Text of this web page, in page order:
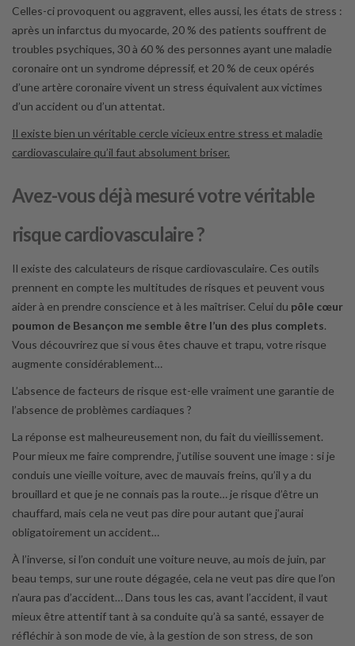
Celles-ci provoquent ou aggravent, elles aussi, les états de stress :
après un infarctus du myocarde, 20 % des patients souffrent de
troubles psychiques, 30 à 60 % des personnes ayant une maladie
coronaire ont un syndrome dépressif, et 20 % de ceux opérés
d’une artère coronaire vivent un stress équivalent aux victimes
d’un accident ou d’un attentat.
Il existe bien un véritable cercle vicieux entre stress et maladie
cardiovasculaire qu’il faut absolument briser.
Avez-vous déjà mesuré votre véritable
risque cardiovasculaire ?
Il existe des calculateurs de risque cardiovasculaire. Ces outils
prennent en compte les multitudes de risques et peuvent vous
aider à en prendre conscience et à les maîtriser. Celui du pôle cœur
poumon de Besançon me semble être l’un des plus complets.
Vous découvrirez que si vous êtes chauve et trapu, votre risque
augmente considérablement…
L’absence de facteurs de risque est-elle vraiment une garantie de
l’absence de problèmes cardiaques ?
La réponse est malheureusement non, du fait du vieillissement.
Pour mieux me faire comprendre, j’utilise souvent une image : si je
conduis une vieille voiture, avec de mauvais freins, qu’il y a du
brouillard et que je ne connais pas la route… je risque d’être un
chauffard, mais cela ne veut pas dire pour autant que j’aurai
obligatoirement un accident…
À l’inverse, si l’on conduit une voiture neuve, au mois de juin, par
beau temps, sur une route dégagée, cela ne veut pas dire que l’on
n’aura pas d’accident… Dans tous les cas, avant l’accident, il vaut
mieux être attentif tant à sa conduite qu’à sa santé, essayer de
réfléchir à son mode de vie, à la gestion de son stress, de son